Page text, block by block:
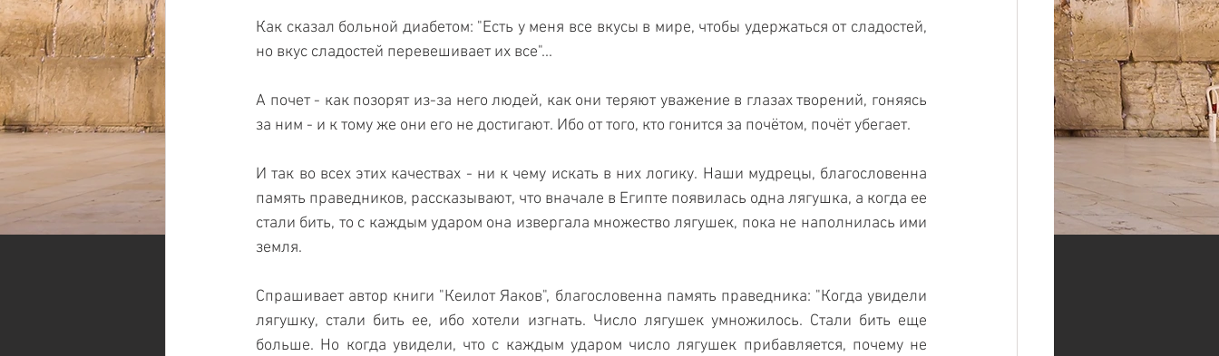
Как сказал больной диабетом: "Есть у меня все вкусы в мире, чтобы удержаться от сладостей,
но вкус сладостей перевешивает их все"...
А почет - как позорят из-за него людей, как они теряют уважение в глазах творений, гоняясь
за ним - и к тому же они его не достигают. Ибо от того, кто гонится за почётом, почёт убегает.
И так во всех этих качествах - ни к чему искать в них логику. Наши мудрецы, благословенна
память праведников, рассказывают, что вначале в Египте появилась одна лягушка, а когда ее
стали бить, то с каждым ударом она извергала множество лягушек, пока не наполнилась ими
земля.
Спрашивает автор книги "Кеилот Яаков", благословенна память праведника: "Когда увидели
лягушку, стали бить ее, ибо хотели изгнать. Число лягушек умножилось. Стали бить еще
больше. Но когда увидели, что с каждым ударом число лягушек прибавляется, почему не